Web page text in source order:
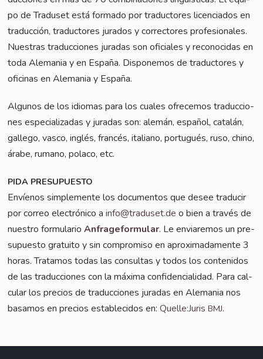
po de Tra­du­set está forma­do por tra­duc­to­res licen­cia­dos en
tra­duc­ción, tra­duc­to­res jura­dos y cor­rec­to­res pro­fe­sio­na­les.
Nuestras tra­duc­cio­nes jura­das son ofi­ci­a­les y reco­no­ci­das en
toda Ale­ma­nia y en Espa­ña. Dis­po­ne­mos de tra­duc­to­res y
ofi­ci­nas en Ale­ma­nia y España.
Algu­nos de los idio­mas para los cua­les ofre­ce­mos tra­duc­cio­
nes espe­cia­lizadas y jura­das son: ale­mán, espa­ñol, catalán,
gal­le­go, vas­co, inglés, fran­cés, ita­lia­no, por­tu­gués, ruso, chi­no,
ára­be, ruma­no, pola­co, etc.
PIDA PRESUPUESTO
Enví­e­nos sim­ple­men­te los docu­ment­os que desee tra­du­cir
por cor­reo elec­tró­ni­co ainfo@traduset.de o bien a tra­vés de
nues­tro for­mu­la­rioAnfra­ge­for­mu­lar. Le envi­a­re­mos un pre­
supues­to gra­tui­to y sin com­promiso en apro­xi­ma­damen­te 3
horas. Tra­ta­mos todas las con­sul­tas y todos los con­teni­dos
de las tra­duc­cio­nes con la máxi­ma con­fi­den­ci­al­i­dad. Para cal­
cu­lar los pre­ci­os de tra­duc­cio­nes jura­das en Ale­ma­nia nos
basa­mos en pre­ci­os estable­ci­dos en:Quelle:JurisBMJ.